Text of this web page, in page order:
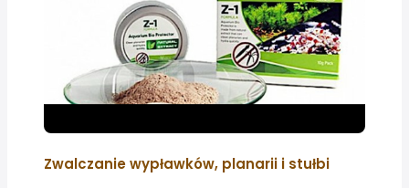
Zwalczanie wypławków, planarii i stułbi